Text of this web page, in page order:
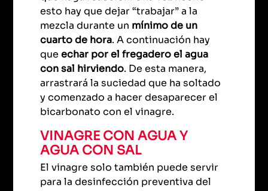
esto hay que dejar “trabajar” a la
mezcla durante un mínimo de un
cuarto de hora. A continuación hay
queechar por el fregadero el agua
con sal hirviendo. De esta manera,
arrastrará la suciedad que ha soltado
y comenzado a hacer desaparecer el
bicarbonato con el vinagre.
VINAGRE CON AGUA Y
AGUA CON SAL
El vinagre solo también puede servir
para la desinfección preventiva del